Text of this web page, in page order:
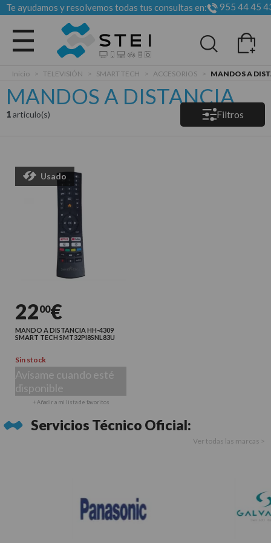
Te ayudamos y resolvemos todas tus consultas en: 955 44 45
Todas las categorias
Inicio > TELEVISIÓN > SMART TECH > ACCESORIOS > MANDOS A
MANDOS A DISTANCIA
1articulo(s) Filtros
Usado
2200€
MANDO A DISTANCIA HH-4309
SMART TECH SMT32PI8SNL83U
Sin stock
Avísame cuando esté
disponible
+ Añadir a mi lista de favoritos
Servicios Técnico Oficial:
Ver todas las marcas >